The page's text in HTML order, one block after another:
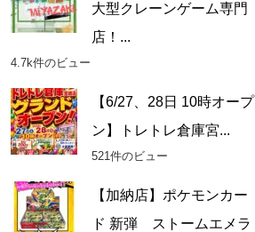
大型クレーンゲーム専門
店！...
4.7k件のビュー
【6/27、28日 10時オープ
ン】トレトレ倉庫宮...
521件のビュー
【加納店】ポケモンカー
ド 新弾 ストームエメラ